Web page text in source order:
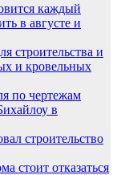
каждый
в августе и
строительства и
и кровельных
по чертежам
в
строительство
стоит отказаться